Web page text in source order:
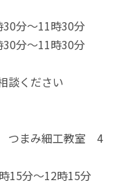
11時30分
～11時30分
ください
つまみ細工教室 4
～12時15分